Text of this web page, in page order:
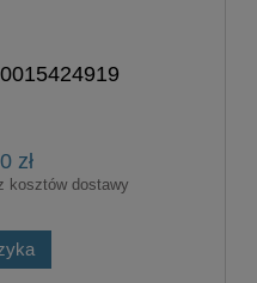
zł
kosztów dostawy